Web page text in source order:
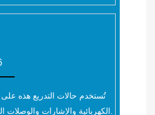
تُستخدم حالات التدريع هذه